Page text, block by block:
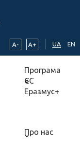
A- A+ UA EN
Програма
ЄС
Еразмус+
Про нас